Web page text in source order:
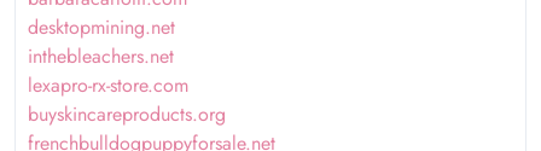
desktopmining.net
inthebleachers.net
lexapro-rx-store.com
buyskincareproducts.org
frenchbulldogpuppyforsale.net